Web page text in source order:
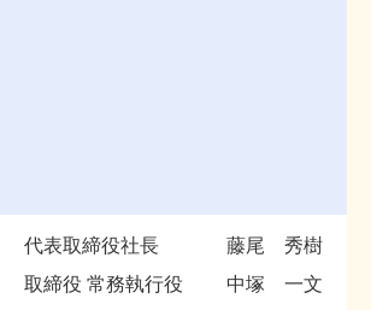
代表取締役社長
藤尾 秀樹
取締役 常務執行役
中塚 一文